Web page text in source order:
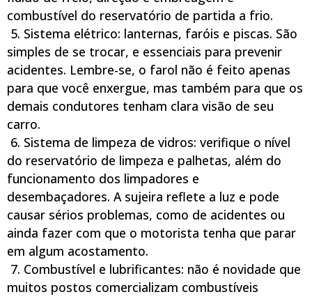
combustível do reservatório de partida a frio.
5. Sistema elétrico: lanternas, faróis e piscas. São
simples de se trocar, e essenciais para prevenir
acidentes. Lembre-se, o farol não é feito apenas
para que você enxergue, mas também para que os
demais condutores tenham clara visão de seu
carro.
6. Sistema de limpeza de vidros: verifique o nível
do reservatório de limpeza e palhetas, além do
funcionamento dos limpadores e
desembaçadores. A sujeira reflete a luz e pode
causar sérios problemas, como de acidentes ou
ainda fazer com que o motorista tenha que parar
em algum acostamento.
7. Combustível e lubrificantes: não é novidade que
muitos postos comercializam combustíveis